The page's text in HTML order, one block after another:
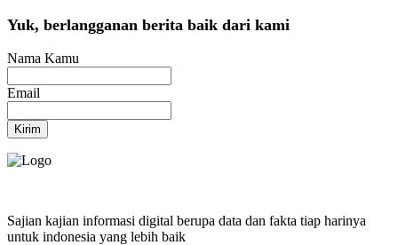
Yuk, berlangganan berita baik dari kami
Nama Kamu
Email
Kirim
Sajian kajian informasi digital berupa data dan fakta tiap harinya
untuk indonesia yang lebih baik